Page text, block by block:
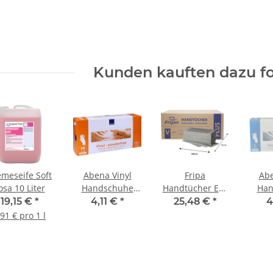
Kunden kauften dazu
Soft
10 Liter
19,15 € *
€ pro 1 l
Abena Vinyl
Handschuhe
puderfrei 100
4,11 € *
Fripa
Handtücher Eco
Natur V-Falz
25,48 € *